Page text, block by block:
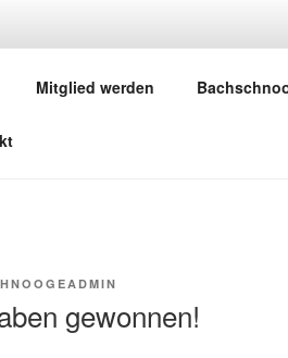
Mitglied werden
gewonnen!